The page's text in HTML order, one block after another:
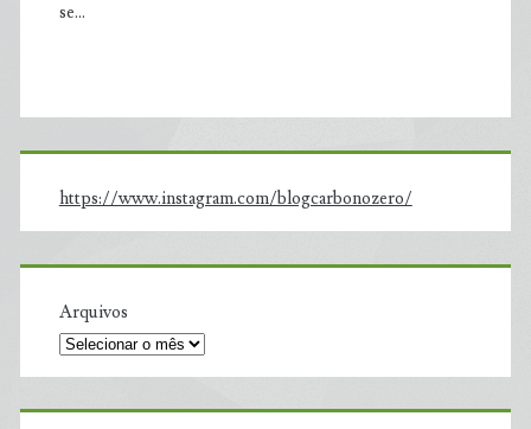
se…
https://www.instagram.com/blogcarbonozero/
Arquivos